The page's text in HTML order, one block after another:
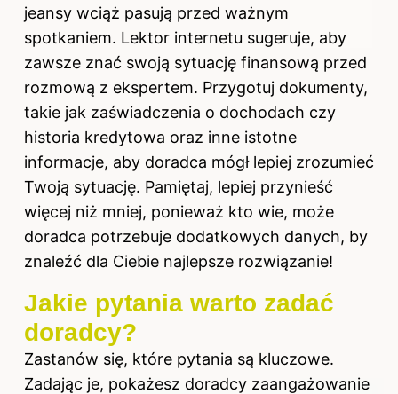
jeansy wciąż pasują przed ważnym
spotkaniem. Lektor internetu sugeruje, aby
zawsze znać swoją sytuację finansową przed
rozmową z ekspertem. Przygotuj dokumenty,
takie jak zaświadczenia o dochodach czy
historia kredytowa oraz inne istotne
informacje, aby doradca mógł lepiej zrozumieć
Twoją sytuację. Pamiętaj, lepiej przynieść
więcej niż mniej, ponieważ kto wie, może
doradca potrzebuje dodatkowych danych, by
znaleźć dla Ciebie najlepsze rozwiązanie!
Jakie pytania warto zadać
doradcy?
Zastanów się, które pytania są kluczowe.
Zadając je, pokażesz doradcy zaangażowanie